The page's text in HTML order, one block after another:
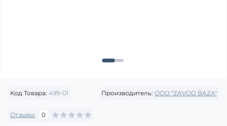
Код Товара: 499-01 Производитель: OOO "ZAVOD BAZA"
Отзывы: 0